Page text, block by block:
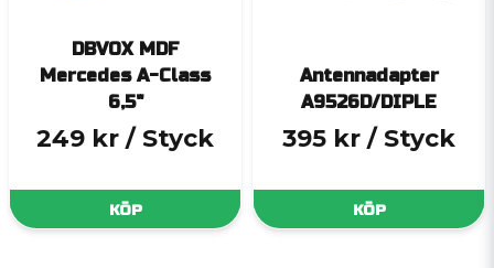
DBVOX MDF
Mercedes A-Class
6,5"
249 kr / Styck
KÖP
Antennadapter
A9526D/DIPLE
395 kr / Styck
KÖP